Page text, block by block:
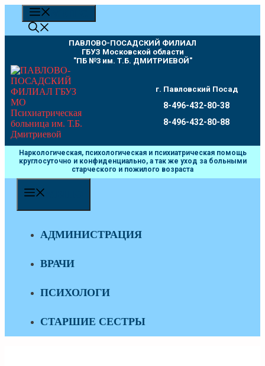
Перейти
содержимому
ПАВЛОВО-ПОСАДСКИЙ ФИЛИАЛ
ГБУЗ Московской области
"ПБ №3 им. Т.Б. ДМИТРИЕВОЙ"
г. Павловский Посад
8-496-432-80-38
8-496-432-80-88
Наркологическая, психологическая и психиатрическая помощь
круглосуточно и конфиденциально, а так же уход за больными
старческого и пожилого возраста
АДМИНИСТРАЦИЯ
ВРАЧИ
ПСИХОЛОГИ
СТАРШИЕ СЕСТРЫ